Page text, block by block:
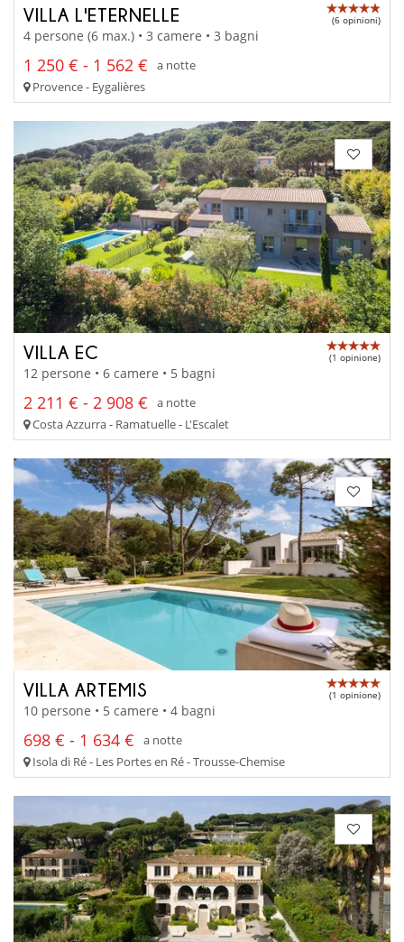
VILLA L'ETERNELLE (6 opinioni)
4 persone (6 max.) • 3 camere • 3 bagni
1 250 € - 1 562 €
a notte
Provence - Eygalières
VILLA EC (1 opinione)
12 persone • 6 camere • 5 bagni
2 211 € - 2 908 €
a notte
Costa Azzurra - Ramatuelle - L'Escalet
VILLA ARTEMIS (1 opinione)
10 persone • 5 camere • 4 bagni
698 € - 1 634 €
a notte
Isola di Ré - Les Portes en Ré - Trousse-Chemise